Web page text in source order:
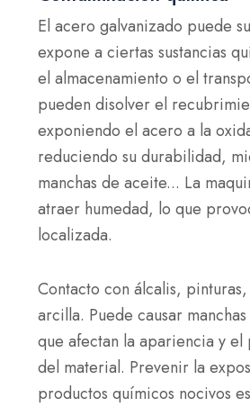
El acero galvanizado puede
expone a ciertas sustancias
el almacenamiento o el
pueden disolver el
exponiendo el acero a la
reduciendo su durabilidad,
manchas de aceite... La
atraer humedad, lo que
localizada.
Contacto con álcalis,
arcilla. Puede causar
que afectan la apariencia y el
del material. Prevenir la
productos químicos nocivos